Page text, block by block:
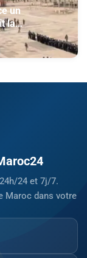
un
la
24 et 7j/7.
Maroc dans votre